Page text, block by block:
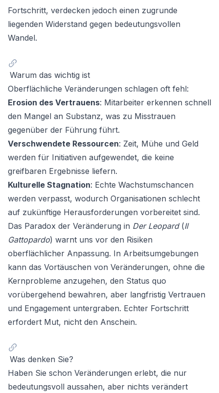
Fortschritt, verdecken jedoch einen zugrunde
liegenden Widerstand gegen bedeutungsvollen
Wandel.
Warum das wichtig ist
Oberflächliche Veränderungen schlagen oft fehl:
Erosion des Vertrauens: Mitarbeiter erkennen schnell
den Mangel an Substanz, was zu Misstrauen
gegenüber der Führung führt.
Verschwendete Ressourcen: Zeit, Mühe und Geld
werden für Initiativen aufgewendet, die keine
greifbaren Ergebnisse liefern.
Kulturelle Stagnation: Echte Wachstumschancen
werden verpasst, wodurch Organisationen schlecht
auf zukünftige Herausforderungen vorbereitet sind.
Das Paradox der Veränderung in Der Leopard(Il
Gattopardo) warnt uns vor den Risiken
oberflächlicher Anpassung. In Arbeitsumgebungen
kann das Vortäuschen von Veränderungen, ohne die
Kernprobleme anzugehen, den Status quo
vorübergehend bewahren, aber langfristig Vertrauen
und Engagement untergraben. Echter Fortschritt
erfordert Mut, nicht den Anschein.
Was denken Sie?
Haben Sie schon Veränderungen erlebt, die nur
bedeutungsvoll aussahen, aber nichts verändert